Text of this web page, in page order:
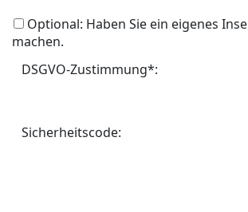
Optional: Haben Sie ein eigenes
machen.
DSGVO-Zustimmung*:
Sicherheitscode: